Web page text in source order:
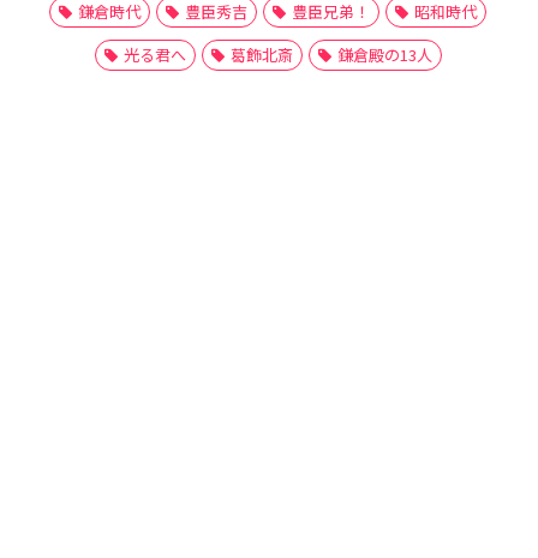
鎌倉時代
豊臣秀吉 豊臣兄弟！
昭和時代
光る君へ
葛飾北斎 鎌倉殿の13人